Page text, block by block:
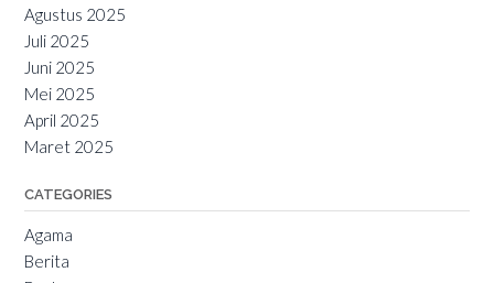
Agustus 2025
Juli 2025
Juni 2025
Mei 2025
April 2025
Maret 2025
CATEGORIES
Agama
Berita